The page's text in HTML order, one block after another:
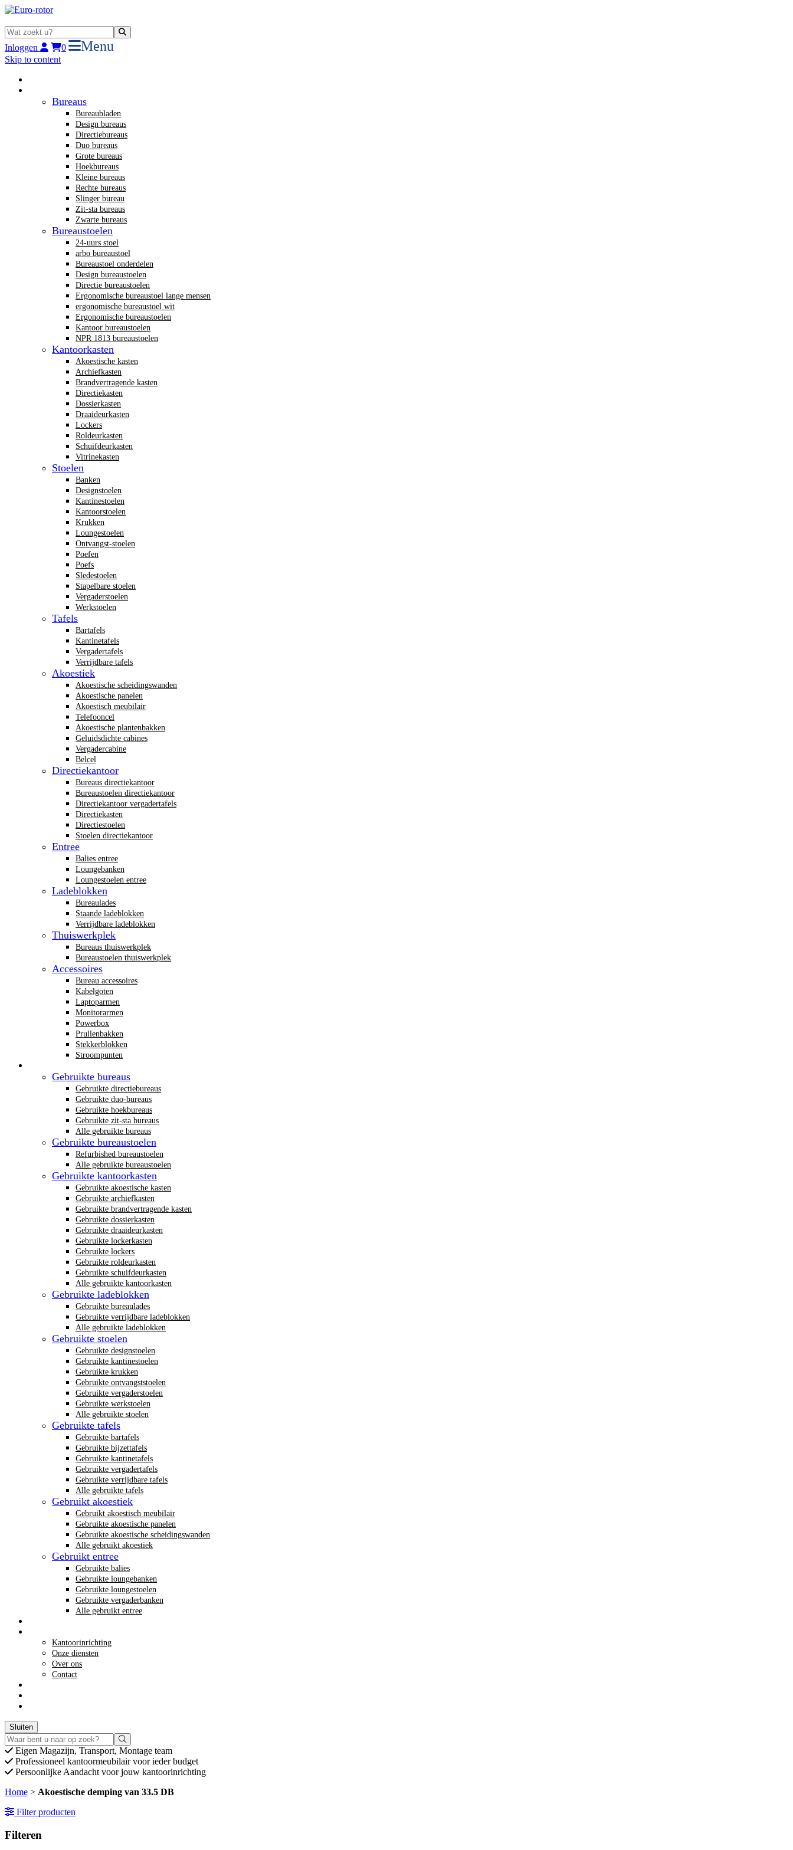
Inloggen 0 Menu
Skip to content
Bureaus
Bureaubladen
Design bureaus
Directiebureaus
Duo bureaus
Grote bureaus
Hoekbureaus
Kleine bureaus
Rechte bureaus
Slinger bureau
Zit-sta bureaus
Zwarte bureaus
Bureaustoelen
24-uurs stoel
arbo bureaustoel
Bureaustoel onderdelen
Design bureaustoelen
Directie bureaustoelen
Ergonomische bureaustoel lange mensen
ergonomische bureaustoel wit
Ergonomische bureaustoelen
Kantoor bureaustoelen
NPR 1813 bureaustoelen
Kantoorkasten
Akoestische kasten
Archiefkasten
Brandvertragende kasten
Directiekasten
Dossierkasten
Draaideurkasten
Lockers
Roldeurkasten
Schuifdeurkasten
Vitrinekasten
Stoelen
Banken
Designstoelen
Kantinestoelen
Kantoorstoelen
Krukken
Loungestoelen
Ontvangst-stoelen
Poefen
Poefs
Sledestoelen
Stapelbare stoelen
Vergaderstoelen
Werkstoelen
Tafels
Bartafels
Kantinetafels
Vergadertafels
Verrijdbare tafels
Akoestiek
Akoestische scheidingswanden
Akoestische panelen
Akoestisch meubilair
Telefooncel
Akoestische plantenbakken
Geluidsdichte cabines
Vergadercabine
Belcel
Directiekantoor
Bureaus directiekantoor
Bureaustoelen directiekantoor
Directiekantoor vergadertafels
Directiekasten
Directiestoelen
Stoelen directiekantoor
Entree
Balies entree
Loungebanken
Loungestoelen entree
Ladeblokken
Bureaulades
Staande ladeblokken
Verrijdbare ladeblokken
Thuiswerkplek
Bureaus thuiswerkplek
Bureaustoelen thuiswerkplek
Accessoires
Bureau accessoires
Kabelgoten
Laptoparmen
Monitorarmen
Powerbox
Prullenbakken
Stekkerblokken
Stroompunten
Gebruikte bureaus
Gebruikte directiebureaus
Gebruikte duo-bureaus
Gebruikte hoekbureaus
Gebruikte zit-sta bureaus
Alle gebruikte bureaus
Gebruikte bureaustoelen
Refurbished bureaustoelen
Alle gebruikte bureaustoelen
Gebruikte kantoorkasten
Gebruikte akoestische kasten
Gebruikte archiefkasten
Gebruikte brandvertragende kasten
Gebruikte dossierkasten
Gebruikte draaideurkasten
Gebruikte lockerkasten
Gebruikte lockers
Gebruikte roldeurkasten
Gebruikte schuifdeurkasten
Alle gebruikte kantoorkasten
Gebruikte ladeblokken
Gebruikte bureaulades
Gebruikte verrijdbare ladeblokken
Alle gebruikte ladeblokken
Gebruikte stoelen
Gebruikte designstoelen
Gebruikte kantinestoelen
Gebruikte krukken
Gebruikte ontvangststoelen
Gebruikte vergaderstoelen
Gebruikte werkstoelen
Alle gebruikte stoelen
Gebruikte tafels
Gebruikte bartafels
Gebruikte bijzettafels
Gebruikte kantinetafels
Gebruikte vergadertafels
Gebruikte verrijdbare tafels
Alle gebruikte tafels
Gebruikt akoestiek
Gebruikt akoestisch meubilair
Gebruikte akoestische panelen
Gebruikte akoestische scheidingswanden
Alle gebruikt akoestiek
Gebruikt entree
Gebruikte balies
Gebruikte loungebanken
Gebruikte loungestoelen
Gebruikte vergaderbanken
Alle gebruikt entree
Kantoorinrichting
Onze diensten
Over ons
Contact
Sluiten
Eigen Magazijn, Transport, Montage team
Professioneel kantoormeubilair voor ieder budget
Persoonlijke Aandacht voor jouw kantoorinrichting
Home > Akoestische demping van 33.5 DB
Filter producten
Filteren